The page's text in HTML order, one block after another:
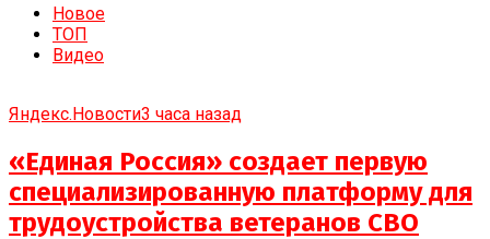
Новое
ТОП
Видео
Яндекс.Новости3 часа назад
«Единая Россия» создает первую
специализированную платформу для
трудоустройства ветеранов СВО